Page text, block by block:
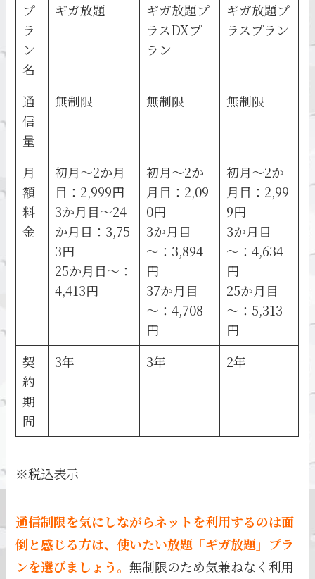
プ
ラ
ン
名
ギガ放題
ギガ放題プ
ラスDXプ
ラン
ギガ放題プ
ラスプラン
通
信
量
無制限 無制限 無制限
月
額
料
金
初月～2か月
目：2,999円
3か月目～24
か月目：3,75
3円
25か月目～：
4,413円
初月～2か
月目：2,09
0円
3か月目
～：3,894
円
37か月目
～：4,708
円
初月～2か
月目：2,99
9円
3か月目
～：4,634
円
25か月目
～：5,313
円
契
約
期
間
3年 3年 2年
※税込表示
通信制限を気にしながらネットを利用するのは面
倒と感じる方は、使いたい放題「ギガ放題」プラ
ンを選びましょう。無制限のため気兼ねなく利用